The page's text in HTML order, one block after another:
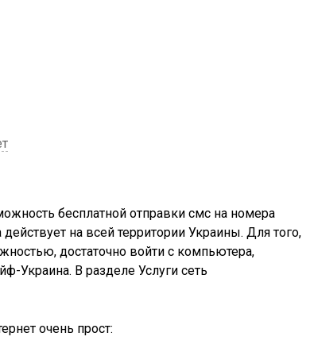
бесплатной отправки смс на номера
на всей территории Украины. Для того,
достаточно войти с компьютера,
-Украина. В разделе Услуги сеть
очень прост: